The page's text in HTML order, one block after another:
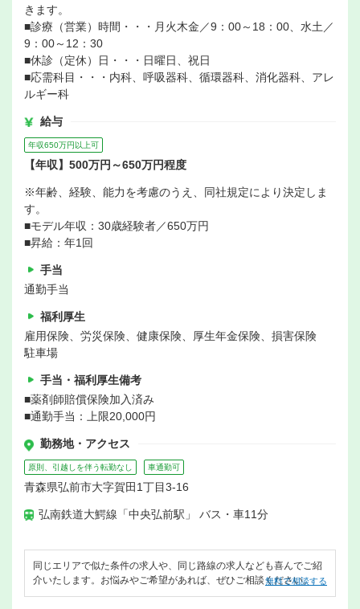
きます。
■診療（営業）時間・・・月火木金／9：00～18：00、水土／
9：00～12：30
■休診（定休）日・・・日曜日、祝日
■応需科目・・・内科、呼吸器科、循環器科、消化器科、アレ
ルギー科
給与
年収650万円以上可
【年収】500万円～650万円程度
※年齢、経験、能力を考慮のうえ、同社規定により決定しま
す。
■モデル年収：30歳経験者／650万円
■昇給：年1回
手当
通勤手当
福利厚生
雇用保険、労災保険、健康保険、厚生年金保険、損害保険
駐車場
手当・福利厚生備考
■薬剤師賠償保険加入済み
■通勤手当：上限20,000円
勤務地・アクセス
原則、引越しを伴う転勤なし 車通勤可
青森県弘前市大字賀田1丁目3-16
弘南鉄道大鰐線「中央弘前駅」 バス・車11分
同じエリアで似た条件の求人や、同じ路線の求人なども喜んでご紹
介いたします。お悩みやご希望があれば、ぜひご相談ください。
無料で相談する